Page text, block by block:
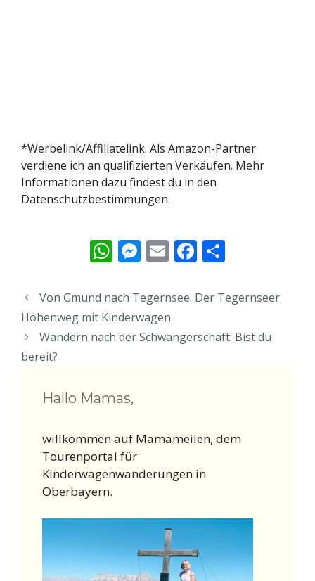
*Werbelink/Affiliatelink. Als Amazon-Partner
verdiene ich an qualifizierten Verkäufen. Mehr
Informationen dazu findest du in den
Datenschutzbestimmungen.
W
at
s
A
M
ss
e
n
E
ai
F
e
o
le
Von Gmund nach Tegernsee: Der Tegernseer
Höhenweg mit Kinderwagen
Wandern nach der Schwangerschaft: Bist du
bereit?
Hallo Mamas,
willkommen auf Mamameilen, dem
Tourenportal für
Kinderwagenwanderungen in
Oberbayern.